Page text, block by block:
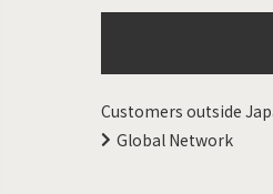
Customers outside
Global Network